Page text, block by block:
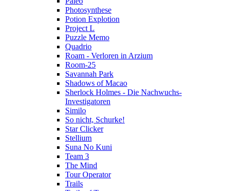
Photosynthese
Potion Explotion
Project L
Puzzle Memo
Quadrio
Roam - Verloren in Arzium
Room-25
Savannah Park
Shadows of Macao
Sherlock Holmes - Die Nachwuchs-
Investigatoren
Similo
So nicht, Schurke!
Star Clicker
Stellium
Suna No Kuni
Team 3
The Mind
Tour Operator
Trails